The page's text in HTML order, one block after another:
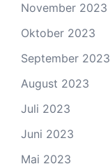
November 2023
Oktober 2023
September 2023
August 2023
Juli 2023
Juni 2023
Mai 2023